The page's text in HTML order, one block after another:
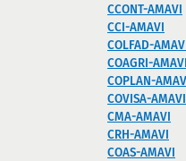
CCONT-AMAVI
CCI-AMAVI
COLFAD-
COAGRI-AMAVI
COPLAN-
COVISA-AMAVI
CMA-AMAVI
CRH-AMAVI
COAS-AMAVI